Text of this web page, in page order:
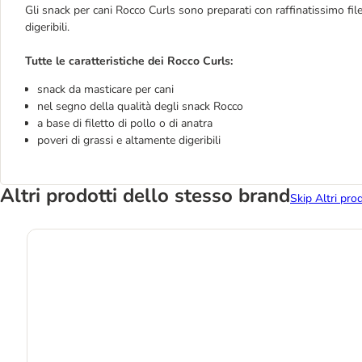
Gli snack per cani Rocco Curls sono preparati con raffinatissimo
digeribili.
Tutte le caratteristiche dei Rocco Curls:
snack da masticare per cani
nel segno della qualità degli snack Rocco
a base di filetto di pollo o di anatra
poveri di grassi e altamente digeribili
Altri prodotti dello stesso brandSkip Altri